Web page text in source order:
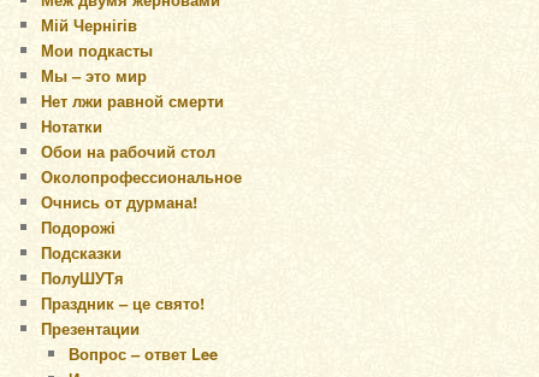
Мій Чернігів
Мои подкасты
Мы – это мир
Нет лжи равной смерти
Нотатки
Обои на рабочий стол
Околопрофессиональное
Очнись от дурмана!
Подорожі
Подсказки
ПолуШУТя
Праздник – це свято!
Презентации
Вопрос – ответ Lee